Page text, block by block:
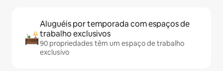
Aluguéis por temporada com espaços de
trabalho exclusivos
90 propriedades têm um espaço de trabalho
exclusivo